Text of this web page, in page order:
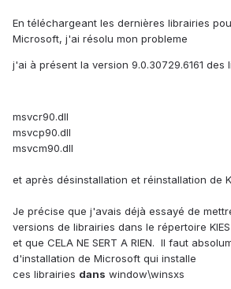
En téléchargeant les dernières librairies
Microsoft, j'ai résolu mon probleme
j'ai à présent la version 9.0.30729.6161 des
msvcr90.dll
msvcp90.dll
msvcm90.dll
et après désinstallation et réinstallation de
Je précise que j'avais déjà essayé de
versions de librairies dans le répertoire
et que CELA NE SERT A RIEN. Il faut
d'installation de Microsoft qui installe
ces librairies dans window\winsxs